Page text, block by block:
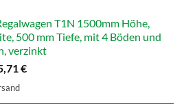
T1N 1500mm Höhe,
500 mm Tiefe, mit 4 Böden und
verzinkt
€Aktueller